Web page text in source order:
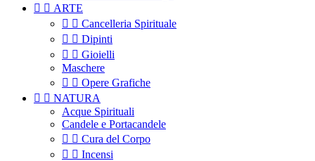
  ARTE
  Cancelleria Spirituale
  Dipinti
  Gioielli
Maschere
  Opere Grafiche
  NATURA
Acque Spirituali
Candele e Portacandele
  Cura del Corpo
  Incensi